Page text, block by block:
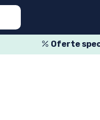
Oferte